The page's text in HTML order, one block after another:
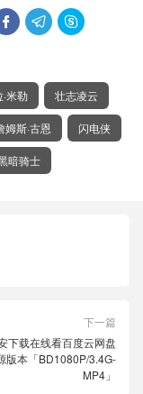
  
米勒 壮志凌云
姆斯·古恩 闪电侠
暗骑士
下一篇
下载在线看百度云网盘
版本「BD1080P/3.4G-
MP4」